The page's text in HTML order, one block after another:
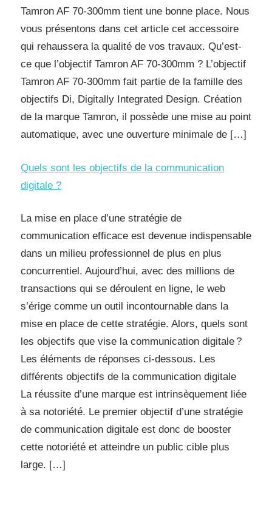
Tamron AF 70-300mm tient une bonne place. Nous
vous présentons dans cet article cet accessoire
qui rehaussera la qualité de vos travaux. Qu’est-
ce que l’objectif Tamron AF 70-300mm ? L’objectif
Tamron AF 70-300mm fait partie de la famille des
objectifs Di, Digitally Integrated Design. Création
de la marque Tamron, il possède une mise au point
automatique, avec une ouverture minimale de […]
Quels sont les objectifs de la communication
digitale ?
La mise en place d’une stratégie de
communication efficace est devenue indispensable
dans un milieu professionnel de plus en plus
concurrentiel. Aujourd’hui, avec des millions de
transactions qui se déroulent en ligne, le web
s’érige comme un outil incontournable dans la
mise en place de cette stratégie. Alors, quels sont
les objectifs que vise la communication digitale ?
Les éléments de réponses ci-dessous. Les
différents objectifs de la communication digitale
La réussite d’une marque est intrinsèquement liée
à sa notoriété. Le premier objectif d’une stratégie
de communication digitale est donc de booster
cette notoriété et atteindre un public cible plus
large. […]